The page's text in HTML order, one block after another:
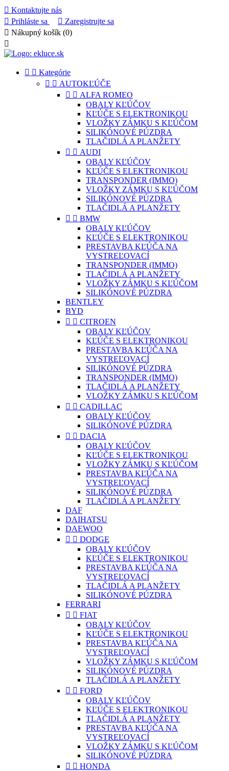
 Kontaktujte nás
 Prihláste sa  Zaregistrujte sa
 Nákupný košík (0)

  Kategórie
  AUTOKĽÚČE
  ALFA ROMEO
OBALY KĽÚČOV
KĽÚČE S ELEKTRONIKOU
VLOŽKY ZÁMKU S KĽÚČOM
SILIKÓNOVÉ PÚZDRA
TLAČIDLÁ A PLANŽETY
  AUDI
OBALY KĽÚČOV
KĽÚČE S ELEKTRONIKOU
TRANSPONDER (IMMO)
VLOŽKY ZÁMKU S KĽÚČOM
SILIKÓNOVÉ PÚZDRA
TLAČIDLÁ A PLANŽETY
  BMW
OBALY KĽÚČOV
KĽÚČE S ELEKTRONIKOU
PRESTAVBA KĽÚČA NA
VYSTREĽOVACÍ
TRANSPONDER (IMMO)
TLAČIDLÁ A PLANŽETY
VLOŽKY ZÁMKU S KĽÚČOM
SILIKÓNOVÉ PÚZDRA
BENTLEY
BYD
  CITROEN
OBALY KĽÚČOV
KĽÚČE S ELEKTRONIKOU
PRESTAVBA KĽÚČA NA
VYSTREĽOVACÍ
SILIKÓNOVÉ PÚZDRA
TRANSPONDER (IMMO)
TLAČIDLÁ A PLANŽETY
VLOŽKY ZÁMKU S KĽÚČOM
  CADILLAC
OBALY KĽÚČOV
SILIKÓNOVÉ PÚZDRA
  DACIA
OBALY KĽÚČOV
KĽÚČE S ELEKTRONIKOU
VLOŽKY ZÁMKU S KĽÚČOM
PRESTAVBA KĽÚČA NA
VYSTREĽOVACÍ
SILIKÓNOVÉ PÚZDRA
TLAČIDLÁ A PLANŽETY
DAF
DAIHATSU
DAEWOO
  DODGE
OBALY KĽÚČOV
KĽÚČE S ELEKTRONIKOU
PRESTAVBA KĽÚČA NA
VYSTREĽOVACÍ
TLAČIDLÁ A PLANŽETY
SILIKÓNOVÉ PÚZDRA
FERRARI
  FIAT
OBALY KĽÚČOV
KĽÚČE S ELEKTRONIKOU
PRESTAVBA KĽÚČA NA
VYSTREĽOVACÍ
VLOŽKY ZÁMKU S KĽÚČOM
SILIKÓNOVÉ PÚZDRA
TLAČIDLÁ A PLANŽETY
  FORD
OBALY KĽÚČOV
KĽÚČE S ELEKTRONIKOU
TLAČIDLÁ A PLANŽETY
PRESTAVBA KĽÚČA NA
VYSTREĽOVACÍ
VLOŽKY ZÁMKU S KĽÚČOM
SILIKÓNOVÉ PÚZDRA
  HONDA